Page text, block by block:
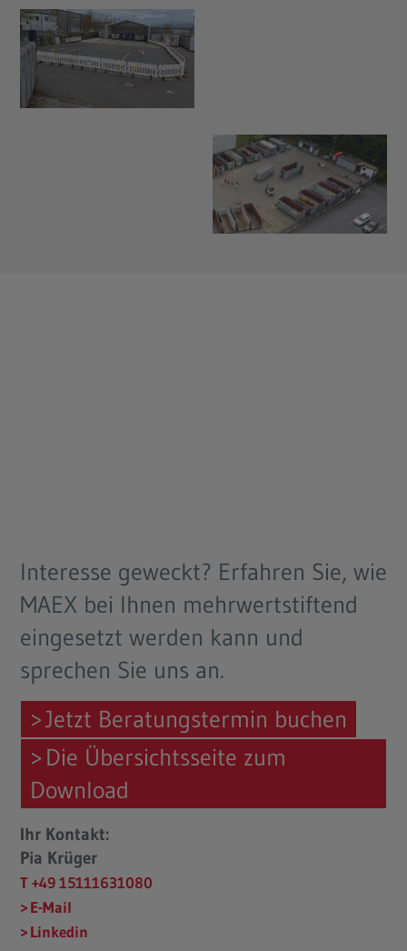
Interesse geweckt? Erfahren Sie, wie
MAEX bei Ihnen mehrwertstiftend
eingesetzt werden kann und
sprechen Sie uns an.
Jetzt Beratungstermin buchen
Die Übersichtsseite zum
Download
Ihr Kontakt:
Pia Krüger
T +49 15111631080
E-Mail
Linkedin